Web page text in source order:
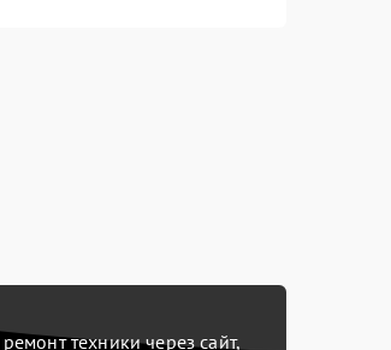
техники через сайт,